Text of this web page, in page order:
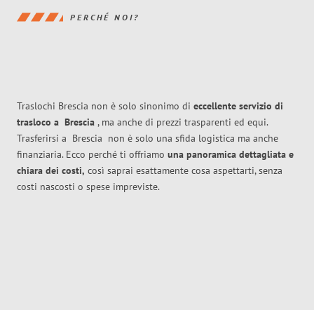
PERCHÉ NOI?
Traslochi Brescia non è solo sinonimo di eccellente servizio di
trasloco a Brescia , ma anche di prezzi trasparenti ed equi.
Trasferirsi a Brescia non è solo una sfida logistica ma anche
finanziaria. Ecco perché ti offriamo una panoramica dettagliata e
chiara dei costi, così saprai esattamente cosa aspettarti, senza
costi nascosti o spese impreviste.